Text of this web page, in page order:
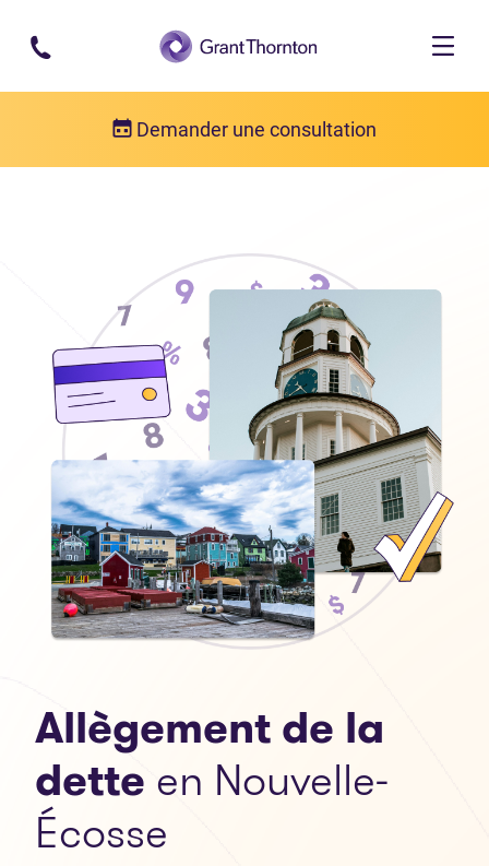
Passer au contenu principal
Demander une consultation
Allègement de la
dette en Nouvelle-
Écosse